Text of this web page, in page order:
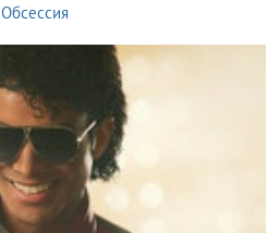
Обсессия